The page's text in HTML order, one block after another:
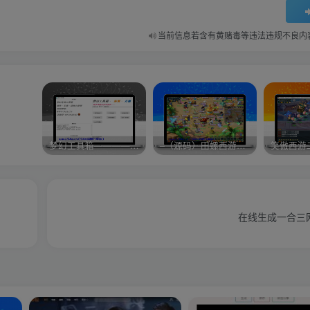
当前信息若含有黄赌毒等违法违规不良
梦幻工具箱————-免费 –（源码）田螺西游9.0 假人摆摊18门派飞升渡劫化圣助战最新BB谛听…. 笑傲西游
在线生成一合三